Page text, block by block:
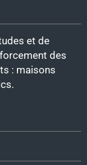
et de
des
: maisons